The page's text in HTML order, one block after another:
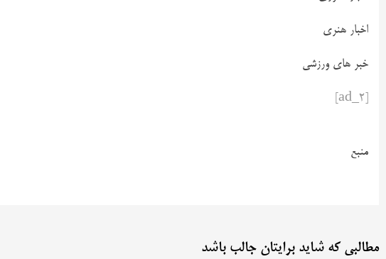
اخبار هنری
خبر های ورزشی
منبع
مطالبی که شاید برایتان جالب باشد